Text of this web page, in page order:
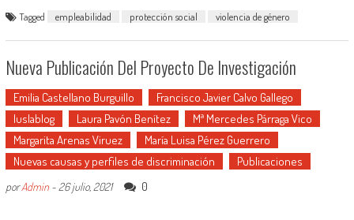
Tagged empleabilidad protección social violencia de género
Nueva Publicación Del Proyecto De Investigación
Emilia Castellano Burguillo
Francisco Javier Calvo Gallego
Iuslablog
Laura Pavón Benítez
Mª Mercedes Párraga Vico
Margarita Arenas Viruez
María Luisa Pérez Guerrero
Nuevas causas y perfiles de discriminación
Publicaciones
porAdmin- 26 julio, 2021 0